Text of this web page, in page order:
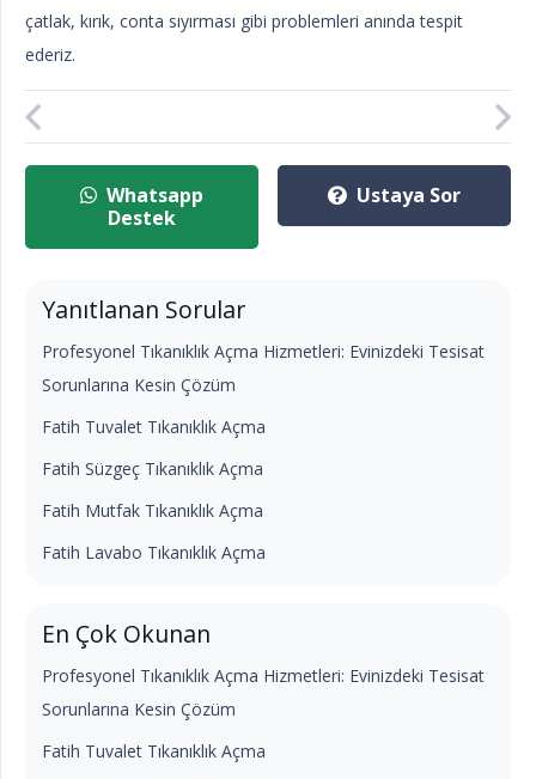
çatlak, kırık, conta sıyırması gibi problemleri anında tespit
ederiz.
Whatsapp
Destek
Ustaya Sor
Yanıtlanan Sorular
Profesyonel Tıkanıklık Açma Hizmetleri: Evinizdeki Tesisat
Sorunlarına Kesin Çözüm
Fatih Tuvalet Tıkanıklık Açma
Fatih Süzgeç Tıkanıklık Açma
Fatih Mutfak Tıkanıklık Açma
Fatih Lavabo Tıkanıklık Açma
En Çok Okunan
Profesyonel Tıkanıklık Açma Hizmetleri: Evinizdeki Tesisat
Sorunlarına Kesin Çözüm
Fatih Tuvalet Tıkanıklık Açma